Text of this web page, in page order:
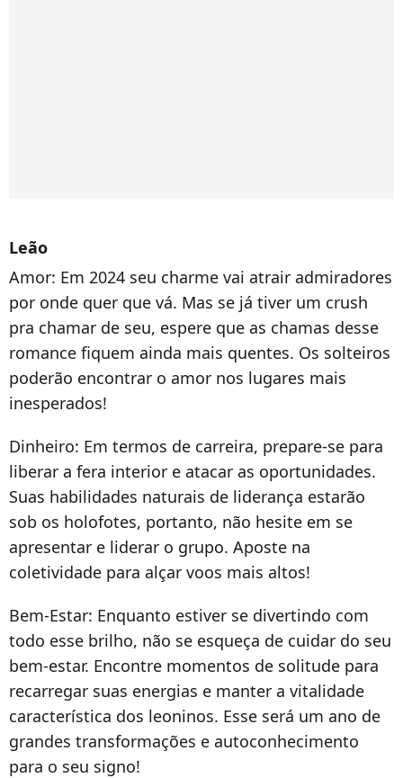
Leão
Amor: Em 2024 seu charme vai atrair admiradores
por onde quer que vá. Mas se já tiver um crush
pra chamar de seu, espere que as chamas desse
romance fiquem ainda mais quentes. Os solteiros
poderão encontrar o amor nos lugares mais
inesperados!
Dinheiro: Em termos de carreira, prepare-se para
liberar a fera interior e atacar as oportunidades.
Suas habilidades naturais de liderança estarão
sob os holofotes, portanto, não hesite em se
apresentar e liderar o grupo. Aposte na
coletividade para alçar voos mais altos!
Bem-Estar: Enquanto estiver se divertindo com
todo esse brilho, não se esqueça de cuidar do seu
bem-estar. Encontre momentos de solitude para
recarregar suas energias e manter a vitalidade
característica dos leoninos. Esse será um ano de
grandes transformações e autoconhecimento
para o seu signo!